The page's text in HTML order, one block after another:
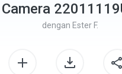
Camera
dengan Ester F.